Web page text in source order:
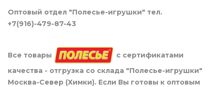
Оптовый отдел "Полесье-игрушки" тел.
+7(916)-479-87-43
Все товары
с сертификатами
качества - отгрузка со склада "Полесье-игрушки"
Москва-Север (Химки). Если Вы готовы к оптовым